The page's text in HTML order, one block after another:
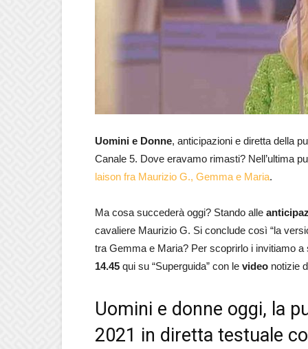
Uomini e Donne, anticipazioni e diretta della
Canale 5. Dove eravamo rimasti? Nell’ultima
laison fra Maurizio G., Gemma e Maria.
Ma cosa succederà oggi? Stando alle
cavaliere Maurizio G. Si conclude così “la
tra Gemma e Maria? Per scoprirlo i invitiamo
14.45 qui su “Superguida” con le video notizie
Uomini e donne oggi, la
2021 in diretta testuale